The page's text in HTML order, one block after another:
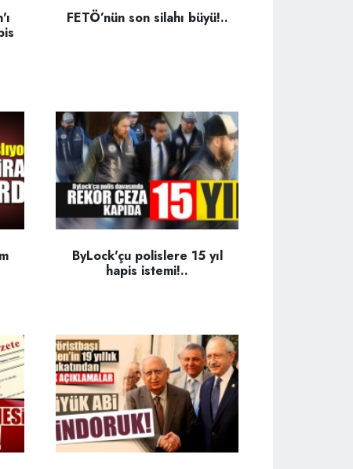
FETÖ’nün son silahı büyü!..
ByLock'çu polislere 15 yıl
hapis istemi!..